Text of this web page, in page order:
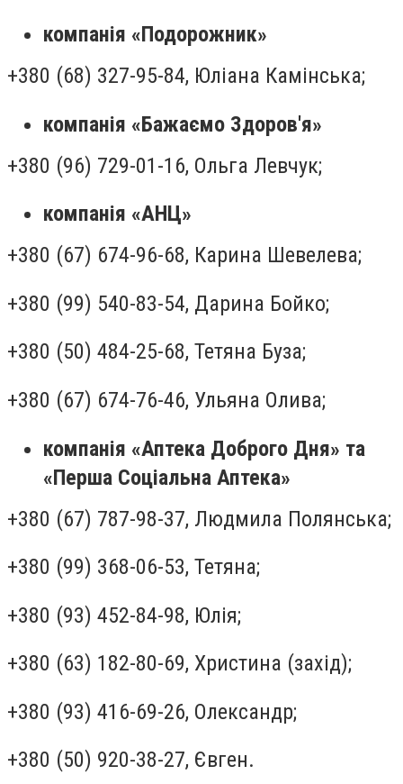
компанія «Подорожник»
+380 (68) 327-95-84, Юліана Камінська;
компанія «Бажаємо Здоров'я»
+380 (96) 729-01-16, Ольга Левчук;
компанія «АНЦ»
+380 (67) 674-96-68, Карина Шевелева;
+380 (99) 540-83-54, Дарина Бойко;
+380 (50) 484-25-68, Тетяна Буза;
+380 (67) 674-76-46, Ульяна Олива;
компанія «Аптека Доброго Дня» та
«Перша Соціальна Аптека»
+380 (67) 787-98-37, Людмила Полянська;
+380 (99) 368-06-53, Тетяна;
+380 (93) 452-84-98, Юлія;
+380 (63) 182-80-69, Христина (захід);
+380 (93) 416-69-26, Олександр;
+380 (50) 920-38-27, Євген.